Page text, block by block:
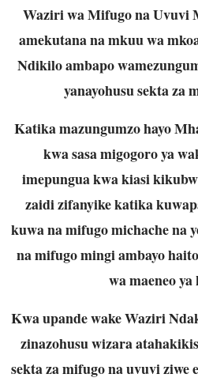
Waziri wa Mifugo na Uvuvi
amekutana na mkuu wa
Ndikilo ambapo
yanayohusu sekta za
Katika mazungumzo hayo
kwa sasa migogoro ya
imepungua kwa kiasi
zaidi zifanyike katika
kuwa na mifugo michache na
na mifugo mingi ambayo
wa maeneo
Kwa upande wake Waziri
zinazohusu wizara
sekta za mifugo na uvuvi ziwe